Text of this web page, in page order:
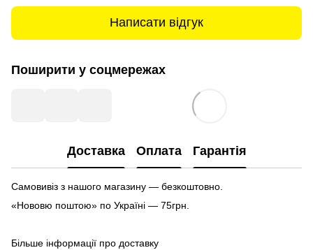
Написати відгук
Поширити у соцмережах
Доставка Оплата Гарантія
Самовивіз з нашого магазину — безкоштовно.
«Нововю поштою» по Україні — 75грн.
Більше інформації про доставку